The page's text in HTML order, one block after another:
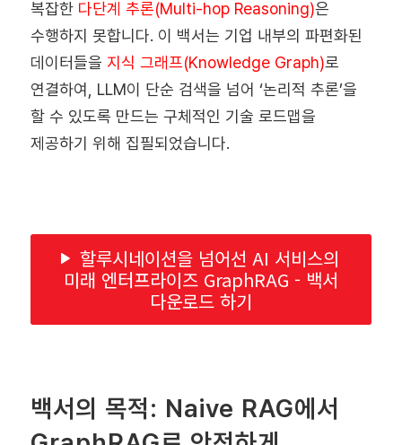
복잡한 다단계 추론(Multi-hop Reasoning)은
수행하지 못합니다. 이 백서는 기업 내부의 파편화된
데이터들을 지식 그래프(Knowledge Graph)로
연결하여, LLM이 단순 검색을 넘어 ‘논리적 추론’을
할 수 있도록 만드는 구체적인 기술 로드맵을
제공하기 위해 집필되었습니다.
할루시네이션을 넘어선 AI 서비스의
미래 엔터프라이즈 GraphRAG - 백서
다운로드 하기
백서의 목적: Naive RAG에서